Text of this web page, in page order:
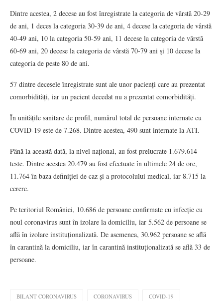
Dintre acestea, 2 decese au fost înregistrate la categoria de vârstă 20-29
de ani, 1 deces la categoria 30-39 de ani, 4 decese la categoria de vârstă
40-49 ani, 10 la categoria 50-59 ani, 11 decese la categoria de vârstă
60-69 ani, 20 decese la categoria de vârstă 70-79 ani și 10 decese la
categoria de peste 80 de ani.
57 dintre decesele înregistrate sunt ale unor pacienți care au prezentat
comorbidități, iar un pacient decedat nu a prezentat comorbidități.
În unitățile sanitare de profil, numărul total de persoane internate cu
COVID-19 este de 7.268. Dintre acestea, 490 sunt internate la ATI.
Până la această dată, la nivel național, au fost prelucrate 1.679.614
teste. Dintre acestea 20.479 au fost efectuate în ultimele 24 de ore,
11.764 în baza definiției de caz și a protocolului medical, iar 8.715 la
cerere.
Pe teritoriul României, 10.686 de persoane confirmate cu infecție cu
noul coronavirus sunt în izolare la domiciliu, iar 5.562 de persoane se
află în izolare instituționalizată. De asemenea, 30.962 persoane se află
în carantină la domiciliu, iar în carantină instituționalizată se află 33 de
persoane.
BILANT CORONAVIRUS CORONAVIRUS COVID-19